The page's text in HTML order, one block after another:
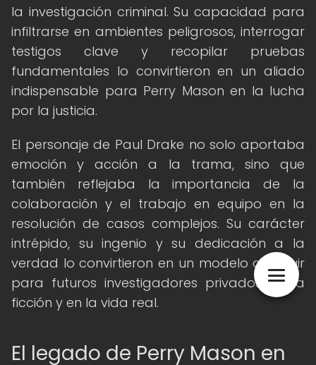
la investigación criminal. Su capacidad para
infiltrarse en ambientes peligrosos, interrogar
testigos clave y recopilar pruebas
fundamentales lo convirtieron en un aliado
indispensable para Perry Mason en la lucha
por la justicia.
El personaje de Paul Drake no solo aportaba
emoción y acción a la trama, sino que
también reflejaba la importancia de la
colaboración y el trabajo en equipo en la
resolución de casos complejos. Su carácter
intrépido, su ingenio y su dedicación a la
verdad lo convirtieron en un modelo a seguir
para futuros investigadores privados en la
ficción y en la vida real.
El legado de Perry Mason en